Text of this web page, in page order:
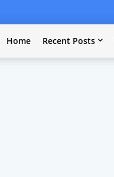
Home Recent Posts